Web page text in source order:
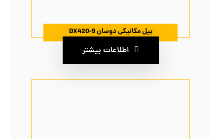
بیل مکانیکی دوسان DX420-9
اطلاعات بیشتر